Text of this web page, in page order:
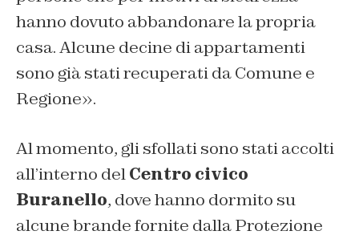
hanno dovuto abbandonare la propria
casa. Alcune decine di appartamenti
sono già stati recuperati da Comune e
Regione».
Al momento, gli sfollati sono stati accolti
all’interno delCentro civico
Buranello, dove hanno dormito su
alcune brande fornite dalla Protezione